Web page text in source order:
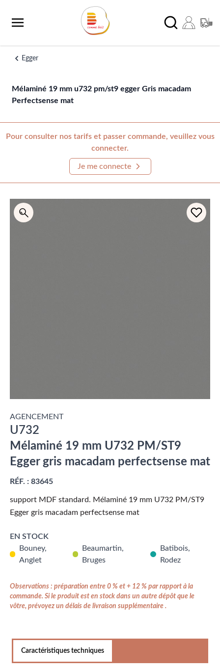
Chercher
Egger
Mélaminé 19 mm u732 pm/st9 egger Gris macadam
Perfectsense mat
Pour consulter nos tarifs et passer commande, veuillez vous
connecter.
Je me connecte
AGENCEMENT
U732
Mélaminé 19 mm U732 PM/ST9
Egger gris macadam perfectsense mat
RÉF. : 83645
support MDF standard. Mélaminé 19 mm U732 PM/ST9
Egger gris macadam perfectsense mat
EN STOCK
Bouney,
Anglet
Beaumartin,
Bruges
Batibois,
Rodez
Observations : préparation entre 0 % et + 12 % par rapport à la
commande. Si le produit est en stock dans un autre dépôt que le
vôtre, prévoyez un délais de livraison supplémentaire .
Caractéristiques techniques